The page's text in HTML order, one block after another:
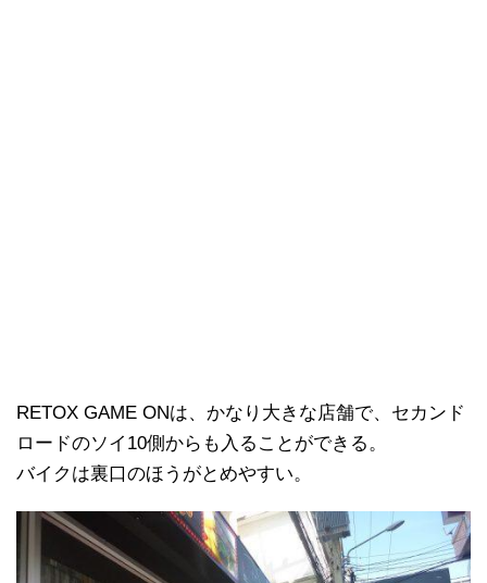
RETOX GAME ONは、かなり大きな店舗で、セカンド
ロードのソイ10側からも入ることができる。
バイクは裏口のほうがとめやすい。